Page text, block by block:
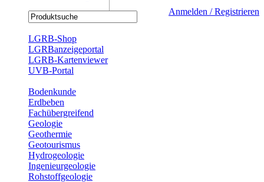
Anmelden / Registrieren
LGRB-Shop
LGRBanzeigeportal
LGRB-Kartenviewer
UVB-Portal
Bodenkunde
Erdbeben
Fachübergreifend
Geologie
Geothermie
Geotourismus
Hydrogeologie
Ingenieurgeologie
Rohstoffgeologie